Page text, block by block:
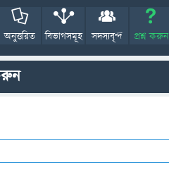
অনুত্তরিত বিভাগসমূহ সদস্যবৃন্দ প্রশ্ন করুন